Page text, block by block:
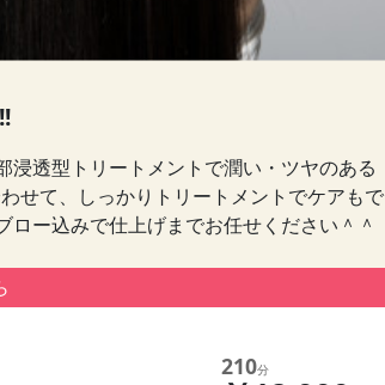
透型トリートメントで潤い・ツヤのある
せて、しっかりトリートメントでケアもで
ー込みで仕上げまでお任せください＾＾
210分